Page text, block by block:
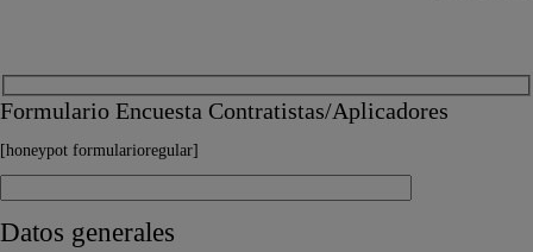
Formulario Encuesta Contratistas/Aplicadores
[honeypot formularioregular]
Datos generales